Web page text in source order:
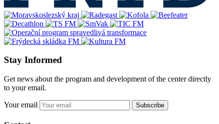
Stay Informed
Get news about the program and development of the center directly
to your email.
Your email Subscribe